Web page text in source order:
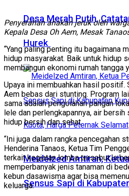
Desa Merah Putih,
Hurek
Meidelzed Amtiran,
Sensus Sapi di
Penyerahan anakan jeruk oleh
Kepala Desa Oh Aem, Mesak
“Yang paling penting itu bagaimana
hidup masyarakat. Baik untuk hidup
membangun ekonomi rumah tangga
Upaya ini membuahkan hasil positif.
Aem bebas dari stunting. Program
sama adalah pengolahan pangan
lele dan perlengkapannya, air
hidup bersih dan sehat.
“Ini juga dalam rangka pencegahan
Henderina Tanaos, Ketua Tim
terkait kegiatan lomba tersebut.Ia
memperbanyak jenis tanaman di
kebun dasawisma agar bisa
keluarga.